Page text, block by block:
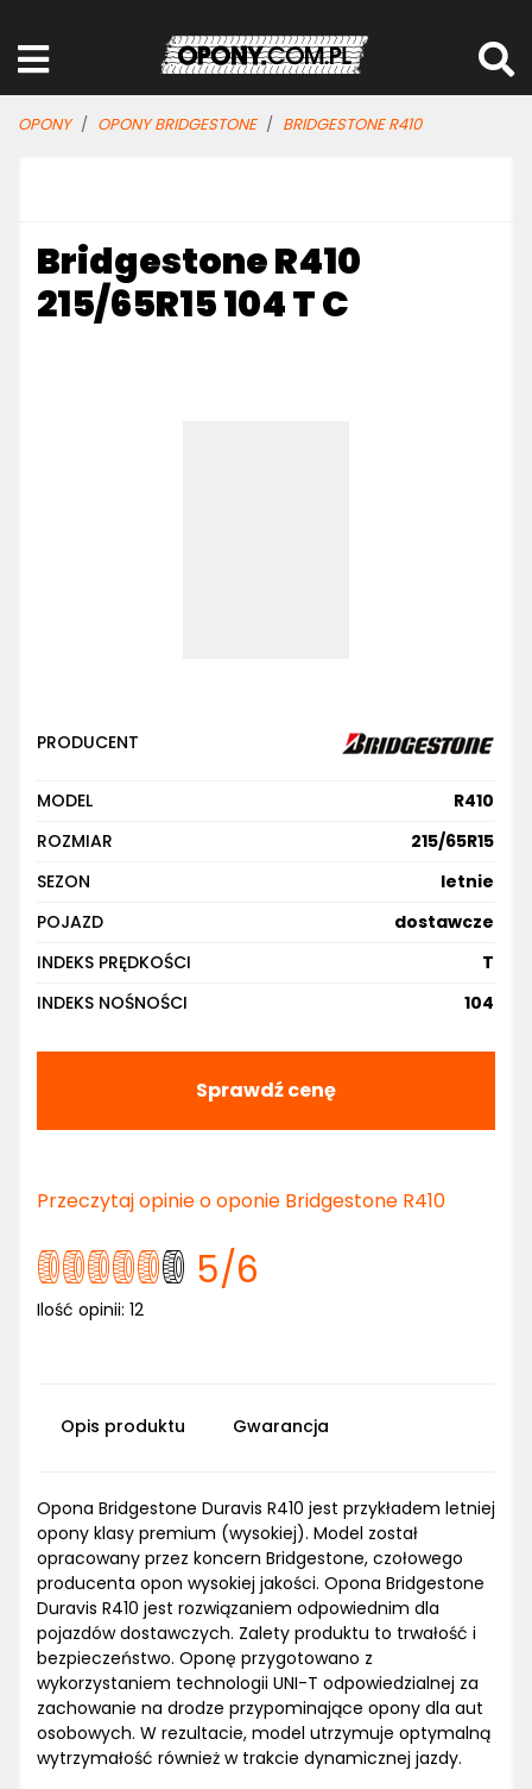
OPONY OPONY BRIDGESTONE BRIDGESTONE R410
Bridgestone R410
215/65R15 104 T C
PRODUCENT
MODEL
R410
ROZMIAR
215/65R15
SEZON
letnie
POJAZD
dostawcze
INDEKS PRĘDKOŚCI
T
INDEKS NOŚNOŚCI
104
Sprawdź cenę
Przeczytaj opinie o oponie Bridgestone R410
5/6
Ilość opinii: 12
Opis produktu Gwarancja
Opona Bridgestone Duravis R410 jest przykładem letniej
opony klasy premium (wysokiej). Model został
opracowany przez koncern Bridgestone, czołowego
producenta opon wysokiej jakości. Opona Bridgestone
Duravis R410 jest rozwiązaniem odpowiednim dla
pojazdów dostawczych. Zalety produktu to trwałość i
bezpieczeństwo. Oponę przygotowano z
wykorzystaniem technologii UNI-T odpowiedzialnej za
zachowanie na drodze przypominające opony dla aut
osobowych. W rezultacie, model utrzymuje optymalną
wytrzymałość również w trakcie dynamicznej jazdy.